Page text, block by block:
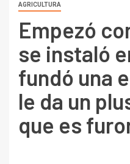
AGRICULTURA
Empezó
se instaló
fundó una
le da un
que es